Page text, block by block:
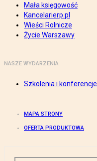
Mała księgowość
Kancelarierp.pl
Wieści Rolnicze
Życie Warszawy
NASZE WYDARZENIA
Szkolenia i konferencje
MAPA STRONY
OFERTA PRODUKTOWA